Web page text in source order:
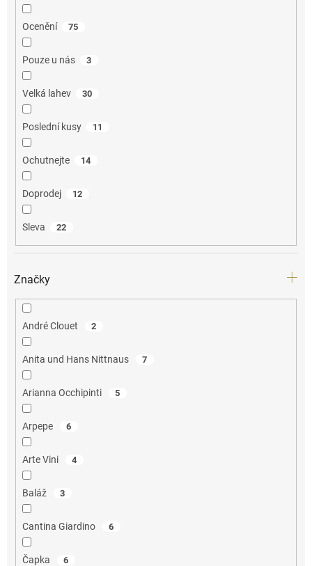
Ocenění 75
Pouze u nás 3
Velká lahev 30
Poslední kusy 11
Ochutnejte 14
Doprodej 12
Sleva 22
Značky
André Clouet 2
Anita und Hans Nittnaus 7
Arianna Occhipinti 5
Arpepe 6
Arte Vini 4
Baláž 3
Cantina Giardino 6
Čapka 6